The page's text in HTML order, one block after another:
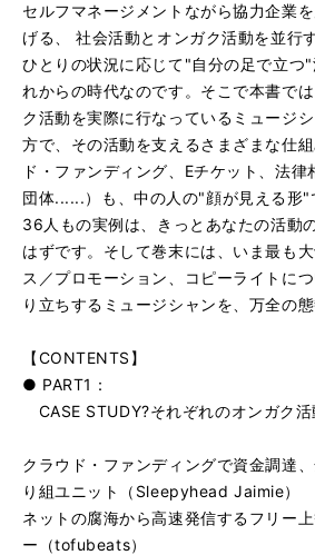
セルフマネージメントながら協力企業
げる、 社会活動とオンガク活動を並行
ひとりの状況に応じて"自分の足で立つ"
れからの時代なのです。そこで本書で
ク活動を実際に行なっているミュージ
方で、その活動を支えるさまざまな仕
ド・ファンディング、Eチケット、法
団体......）も、中の人の"顔が見える形"
36人もの実例は、きっとあなたの活動
はずです。そして巻末には、いま最も
ス／プロモーション、コピーライトに
り立ちするミュージシャンを、万全の
【CONTENTS】
● PART1：
CASE STUDY?それぞれのオンガク活
クラウド・ファンディングで資金調達
り組ユニット（Sleepyhead Jaimie）
ネットの腐海から高速発信するフリー
ー（tofubeats）